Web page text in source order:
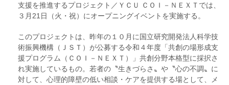
支援を推進するプロジェクト／ＹＣＵ ＣＯＩ－ＮＥＸＴでは、
３月21日（火・祝）にオープニングイベントを実施する。
このプロジェクトは、昨年の１０月に国立研究開発法人科学技
術振興機構（ＪＳＴ）が公募する令和４年度「共創の場形成支
援プログラム（ＣＯＩ－ＮＥＸＴ）」共創分野本格型に採択さ
れ実施しているもの。若者の〝生きづらさ〟や〝心の不調〟に
対して、心理的障壁の低い相談・ケアを提供する場として、メ